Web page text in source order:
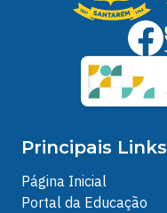
Principais Links
Página Inicial
Portal da Educação